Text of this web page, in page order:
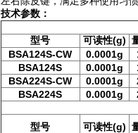
技术参数：
型号 可读性(g)
BSA124S-CW
0.0001g
BSA124S
0.0001g
BSA224S-CW
0.0001g
BSA224S
0.0001g
型号 可读性(g)